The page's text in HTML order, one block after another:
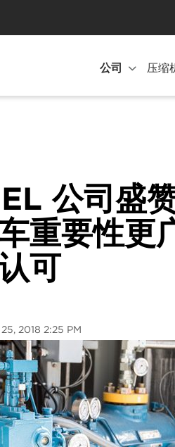
公司 压缩
公司盛
重要性更
可
2018 2:25 PM